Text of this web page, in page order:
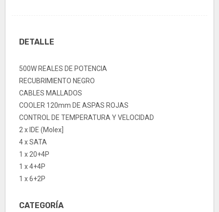
DETALLE
500W REALES DE POTENCIA
RECUBRIMIENTO NEGRO
CABLES MALLADOS
COOLER 120mm DE ASPAS ROJAS
CONTROL DE TEMPERATURA Y VELOCIDAD
2 x IDE (Molex]
4 x SATA
1 x 20+4P
1 x 4+4P
1 x 6+2P
CATEGORÍA